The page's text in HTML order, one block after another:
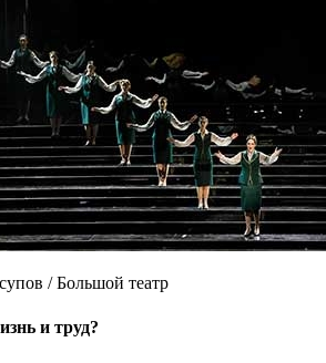
/ Большой театр
и труд?